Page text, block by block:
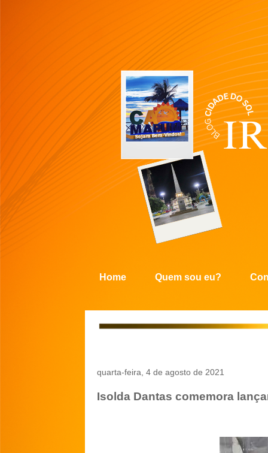
Home Quem sou eu?
quarta-feira, 4 de agosto de 2021
Isolda Dantas comemora